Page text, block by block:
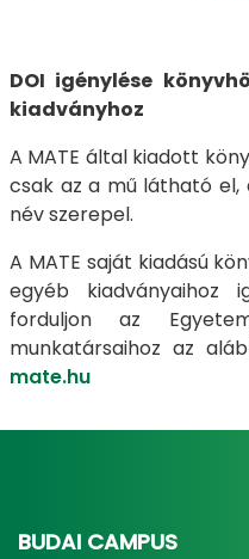
DOI igénylése
kiadványhoz
A MATE által kiadott
csak az a mű látható el,
név szerepel.
A MATE saját kiadású
egyéb kiadványaihoz
forduljon az
munkatársaihoz az
mate.hu
BUDAI CAMPUS